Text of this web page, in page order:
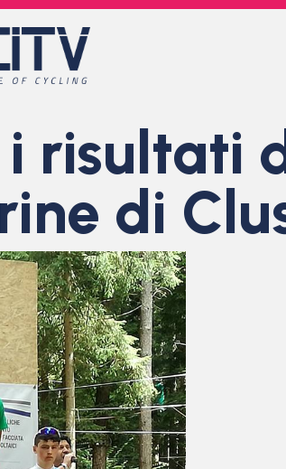
risultati
di